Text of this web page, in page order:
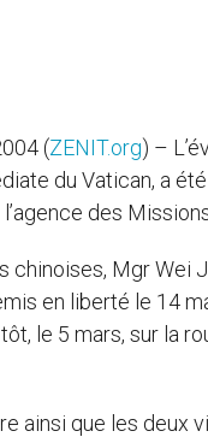
(ZENIT.org) –
du Vatican, a
l’agence des
Mgr Wei
en liberté le 14
le 5 mars, sur la
ainsi que les deux